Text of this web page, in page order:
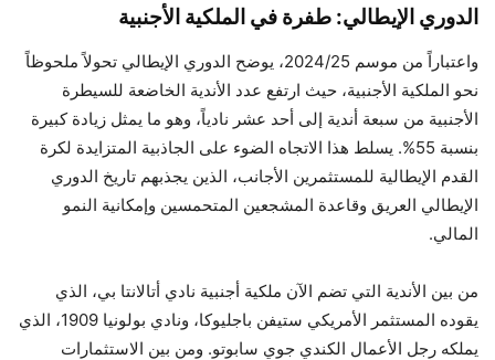
الدوري الإيطالي: طفرة في الملكية الأجنبية
واعتباراً من موسم 2024/25، يوضح الدوري الإيطالي تحولاً ملحوظاً
نحو الملكية الأجنبية، حيث ارتفع عدد الأندية الخاضعة للسيطرة
الأجنبية من سبعة أندية إلى أحد عشر نادياً، وهو ما يمثل زيادة كبيرة
بنسبة 55%. يسلط هذا الاتجاه الضوء على الجاذبية المتزايدة لكرة
القدم الإيطالية للمستثمرين الأجانب، الذين يجذبهم تاريخ الدوري
الإيطالي العريق وقاعدة المشجعين المتحمسين وإمكانية النمو
المالي.
من بين الأندية التي تضم الآن ملكية أجنبية نادي أتالانتا بي، الذي
يقوده المستثمر الأمريكي ستيفن باجليوكا، ونادي بولونيا 1909، الذي
يملكه رجل الأعمال الكندي جوي سابوتو. ومن بين الاستثمارات